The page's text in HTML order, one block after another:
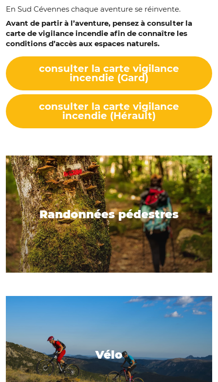
En Sud Cévennes chaque aventure se réinvente.
Avant de partir à l’aventure, pensez à consulter la
carte de vigilance incendie afin de connaître les
conditions d’accès aux espaces naturels.
consulter la carte vigilance
incendie (Gard)
consulter la carte vigilance
incendie (Hérault)
Randonnées pédestres
Vélo